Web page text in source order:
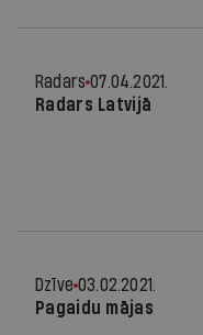
Radars 07.04.2021.
Radars Latvijā
Dzīve 03.02.2021.
Pagaidu mājas